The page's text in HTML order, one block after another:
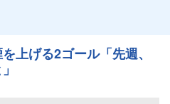
上げる2ゴール「先週、